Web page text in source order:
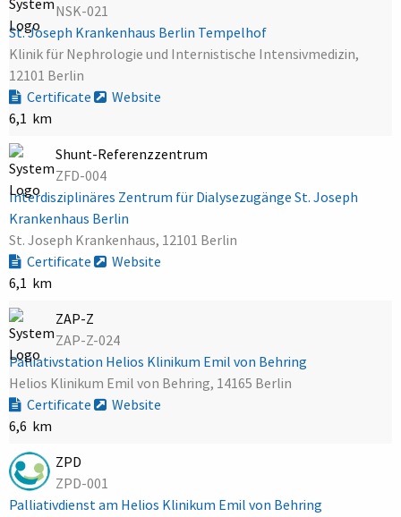
NSK-021
St. Joseph Krankenhaus Berlin Tempelhof
Klinik für Nephrologie und Internistische Intensivmedizin,
12101 Berlin
Certificate
Website
6,1 km
Shunt-Referenzzentrum
ZFD-004
Interdisziplinäres Zentrum für Dialysezugänge St. Joseph
Krankenhaus Berlin
St. Joseph Krankenhaus, 12101 Berlin
Certificate
Website
6,1 km
ZAP-Z
ZAP-Z-024
Palliativstation Helios Klinikum Emil von Behring
Helios Klinikum Emil von Behring, 14165 Berlin
Certificate
Website
6,6 km
ZPD
ZPD-001
Palliativdienst am Helios Klinikum Emil von Behring